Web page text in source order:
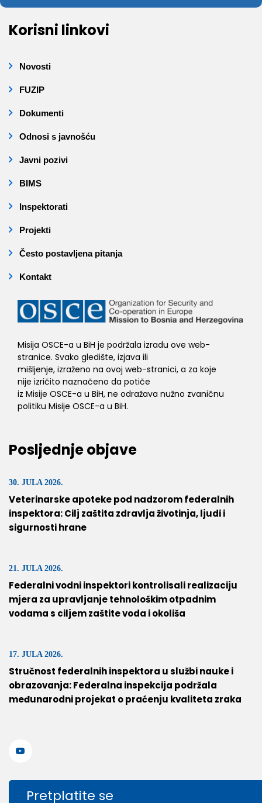
Korisni linkovi
Novosti
FUZIP
Dokumenti
Odnosi s javnošću
Javni pozivi
BIMS
Inspektorati
Projekti
Često postavljena pitanja
Kontakt
Misija OSCE-a u BiH je podržala izradu ove web-
stranice. Svako gledište, izjava ili
mišljenje, izraženo na ovoj web-stranici, a za koje
nije izričito naznačeno da potiče
iz Misije OSCE-a u BiH, ne odražava nužno zvaničnu
politiku Misije OSCE-a u BiH.
Posljednje objave
30. JULA 2026.
Veterinarske apoteke pod nadzorom federalnih
inspektora: Cilj zaštita zdravlja životinja, ljudi i
sigurnosti hrane
21. JULA 2026.
Federalni vodni inspektori kontrolisali realizaciju
mjera za upravljanje tehnološkim otpadnim
vodama s ciljem zaštite voda i okoliša
17. JULA 2026.
Stručnost federalnih inspektora u službi nauke i
obrazovanja: Federalna inspekcija podržala
međunarodni projekat o praćenju kvaliteta zraka
Pretplatite se